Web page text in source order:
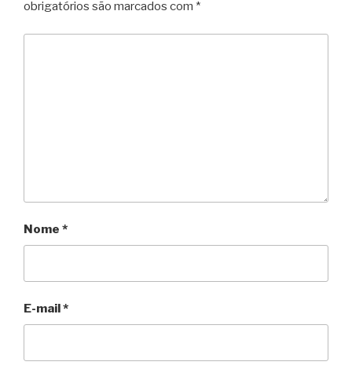
obrigatórios são marcados com *
Nome *
E-mail*